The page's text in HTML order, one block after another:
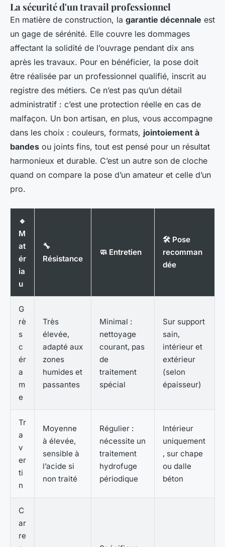
La sécurité d'un travail professionnel
En matière de construction, la garantie décennale est
un gage de sérénité. Elle couvre les dommages
affectant la solidité de l’ouvrage pendant dix ans
après les travaux. Pour en bénéficier, la pose doit
être réalisée par un professionnel qualifié, inscrit au
registre des métiers. Ce n’est pas qu’un détail
administratif : c’est une protection réelle en cas de
malfaçon. Un bon artisan, en plus, vous accompagne
dans les choix : couleurs, formats, jointoiement à
bandes ou joints fins, tout est pensé pour un résultat
harmonieux et durable. C’est un autre son de cloche
quand on compare la pose d’un amateur et celle d’un
pro.
🔹
M
at
ér
ia
u
🔧
Résistance
🧼 Entretien
🛠️ Pose
recomman
dée
G
rè
s
c
ér
a
m
e
Très
élevée,
adapté aux
zones
humides et
passantes
Minimal :
nettoyage
courant, pas
de
traitement
spécial
Sur support
sain,
intérieur et
extérieur
(selon
épaisseur)
Tr
a
v
er
ti
n
Moyenne
à élevée,
sensible à
l’acide si
non traité
Régulier :
nécessite un
traitement
hydrofuge
périodique
Intérieur
uniquement
, sur chape
ou dalle
béton
C
ar
re